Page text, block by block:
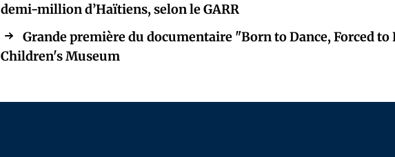
demi-million d’Haïtiens, selon le GARR
Grande première du documentaire "Born to Dance, Forced
Children's Museum